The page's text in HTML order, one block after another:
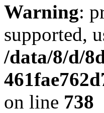
Warning:
supported,
/data/8/d/
on line 738